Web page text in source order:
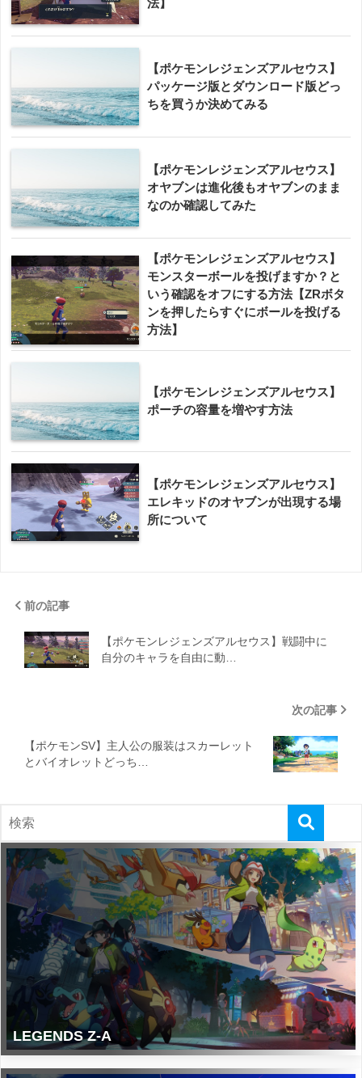
法】
【ポケモンレジェンズアルセウス】
パッケージ版とダウンロード版どっ
ちを買うか決めてみる
【ポケモンレジェンズアルセウス】
オヤブンは進化後もオヤブンのまま
なのか確認してみた
【ポケモンレジェンズアルセウス】
モンスターボールを投げますか？と
いう確認をオフにする方法【ZRボタ
ンを押したらすぐにボールを投げる
方法】
【ポケモンレジェンズアルセウス】
ポーチの容量を増やす方法
【ポケモンレジェンズアルセウス】
エレキッドのオヤブンが出現する場
所について
前の記事
【ポケモンレジェンズアルセウス】戦闘中に
自分のキャラを自由に動…
次の記事
【ポケモンSV】主人公の服装はスカーレット
とバイオレットどっち…
LEGENDS Z-A